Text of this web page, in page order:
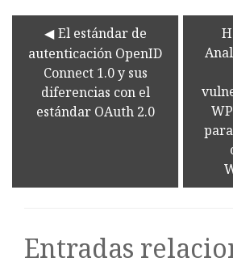
El estándar de
autenticación OpenID
Connect 1.0 y sus
diferencias con el
estándar OAuth 2.0
Entradas